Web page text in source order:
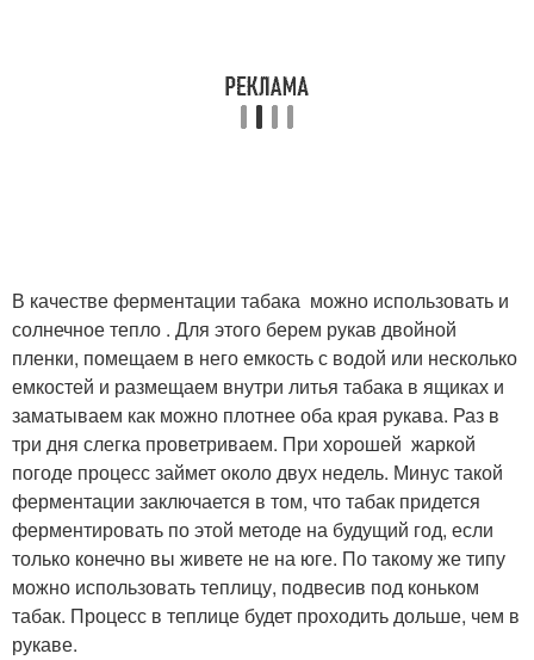
В качестве ферментации табака можно использовать и
солнечное тепло . Для этого берем рукав двойной
пленки, помещаем в него емкость с водой или несколько
емкостей и размещаем внутри литья табака в ящиках и
заматываем как можно плотнее оба края рукава. Раз в
три дня слегка проветриваем. При хорошей жаркой
погоде процесс займет около двух недель. Минус такой
ферментации заключается в том, что табак придется
ферментировать по этой методе на будущий год, если
только конечно вы живете не на юге. По такому же типу
можно использовать теплицу, подвесив под коньком
табак. Процесс в теплице будет проходить дольше, чем в
рукаве.